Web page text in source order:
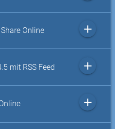
Online add
mit RSS Feed add
add